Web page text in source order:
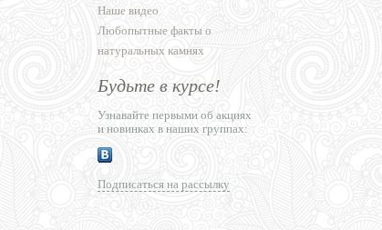
Наше видео
Любопытные факты о
натуральных камнях
Будьте в курсе!
Узнавайте первыми об акциях
и новинках в наших группах:
Подписаться на рассылку